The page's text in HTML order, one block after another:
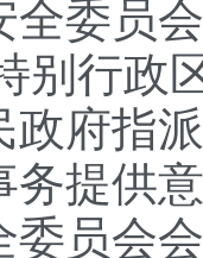
全委员
别行政
政府指
务提供
委员会